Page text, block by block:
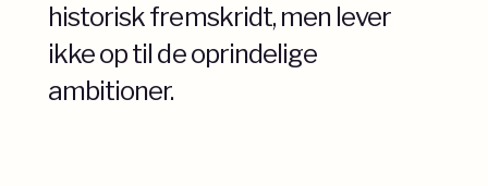
historisk fremskridt, men lever
ikke op til de oprindelige
ambitioner.